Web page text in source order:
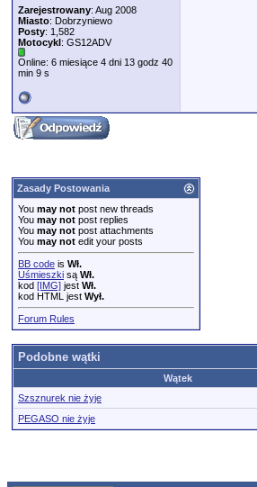
Zarejestrowany: Aug 2008
Miasto: Dobrzyniewo
Posty: 1,582
Motocykl: GS12ADV
Online: 6 miesiące 4 dni 13 godz 40
min 9 s
Zasady Postowania
You may not post new threads
You may not post replies
You may not post attachments
You may not edit your posts
BB code is Wł.
Uśmieszki są Wł.
kod [IMG] jest Wł.
kod HTML jest Wył.
Forum Rules
Podobne wątki
Wątek
Szsznurek nie żyje
PEGASO nie żyje